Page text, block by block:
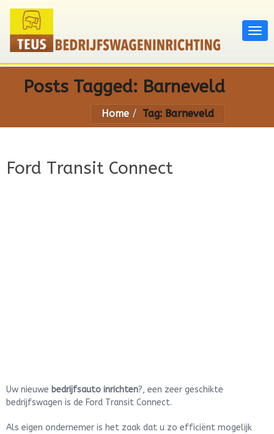
Posts Tagged: Barneveld
Home Tag: Barneveld
Ford Transit Connect
Uw nieuwe bedrijfsauto inrichten?, een zeer geschikte
bedrijfswagen is de Ford Transit Connect.
Als eigen ondernemer is het zaak dat u zo efficiënt mogelijk